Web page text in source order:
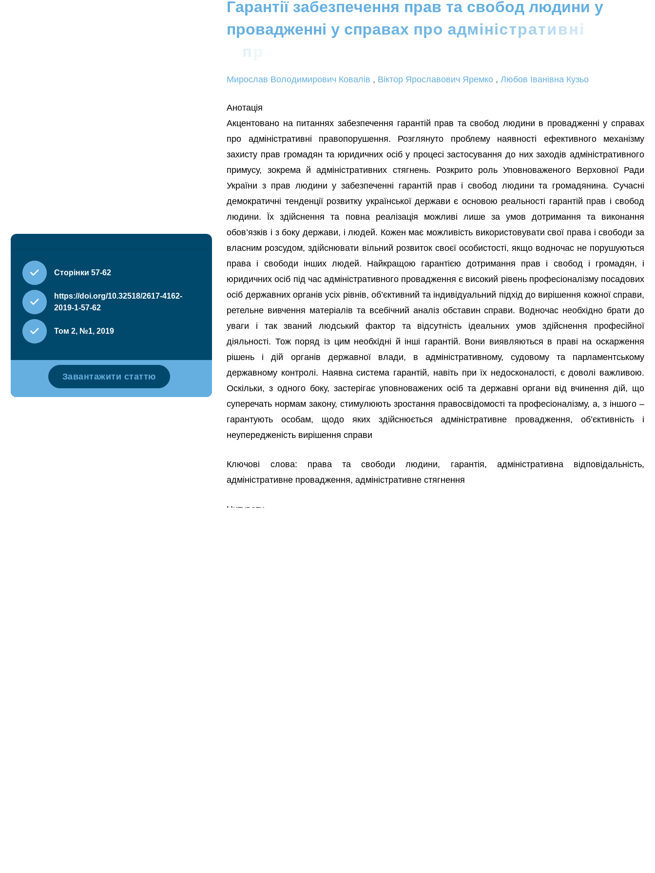
Сторінки 57-62
https://doi.org/10.32518/2617-4162-
2019-1-57-62
Том 2, №1, 2019
Завантажити статтю
Гарантії забезпечення прав та свобод людини у
провадженні у справах про адміністративні
ра
Мирослав Володимирович Ковалів , Віктор Ярославович Яремко ,Любов Іванівна Кузьо
Анотація
Акцентовано на питаннях забезпечення гарантій прав та свобод людини в провадженні у справах
про адміністративні правопорушення. Розглянуто проблему наявності ефективного механізму
захисту прав громадян та юридичних осіб у процесі застосування до них заходів адміністративного
примусу, зокрема й адміністративних стягнень. Розкрито роль Уповноваженого Верховної Ради
України з прав людини у забезпеченні гарантій прав і свобод людини та громадянина. Сучасні
демократичні тенденції розвитку української держави є основою реальності гарантій прав і свобод
людини. Їх здійснення та повна реалізація можливі лише за умов дотримання та виконання
обов’язків і з боку держави, і людей. Кожен має можливість використовувати свої права і свободи за
власним розсудом, здійснювати вільний розвиток своєї особистості, якщо водночас не порушуються
права і свободи інших людей. Найкращою гарантією дотримання прав і свобод і громадян, і
юридичних осіб під час адміністративного провадження є високий рівень професіоналізму посадових
осіб державних органів усіх рівнів, об’єктивний та індивідуальний підхід до вирішення кожної справи,
ретельне вивчення матеріалів та всебічний аналіз обставин справи. Водночас необхідно брати до
уваги і так званий людський фактор та відсутність ідеальних умов здійснення професійної
діяльності. Тож поряд із цим необхідні й інші гарантій. Вони виявляються в праві на оскарження
рішень і дій органів державної влади, в адміністративному, судовому та парламентському
державному контролі. Наявна система гарантій, навіть при їх недосконалості, є доволі важливою.
Оскільки, з одного боку, застерігає уповноважених осіб та державні органи від вчинення дій, що
суперечать нормам закону, стимулюють зростання правосвідомості та професіоналізму, а, з іншого –
гарантують особам, щодо яких здійснюється адміністративне провадження, об’єктивність і
неупередженість вирішення справи
Ключові слова: права та свободи людини, гарантія, адміністративна відповідальність,
адміністративне провадження, адміністративне стягнення
Цитувати